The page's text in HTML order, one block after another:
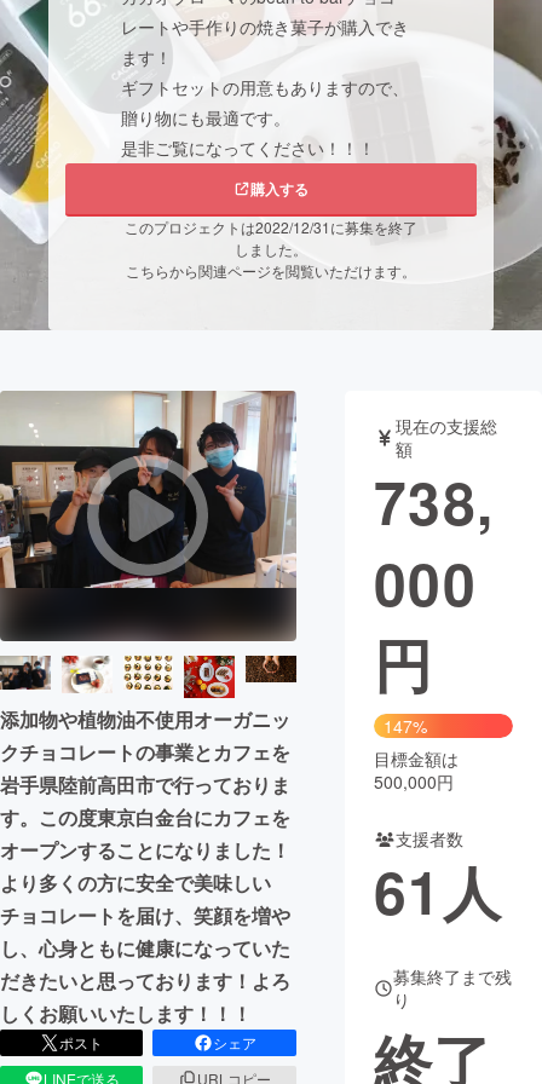
まちづくり・地域活性化
CAMPFIRE for Social Good
CAMPFIREふるさと納税machi-yaコミュニティ
レートや手作りの焼き菓子が購入でき
ます！
ギフトセットの用意もありますので、
贈り物にも最適です。
是非ご覧になってください！！！
購入する
このプロジェクトは2022/12/31に募集を終了
しました。
こちらから関連ページを閲覧いただけます。
添加物や植物油不使用オーガニッ
クチョコレートの事業とカフェを
岩手県陸前高田市で行っておりま
す。この度東京白金台にカフェを
オープンすることになりました！
より多くの方に安全で美味しい
チョコレートを届け、笑顔を増や
し、心身ともに健康になっていた
だきたいと思っております！よろ
しくお願いいたします！！！
ポスト
シェア
LINEで送る
URLコピー
現在の支援総
額
738,
000
円
147%
目標金額は
500,000円
支援者数
61 人
募集終了まで残
り
終了